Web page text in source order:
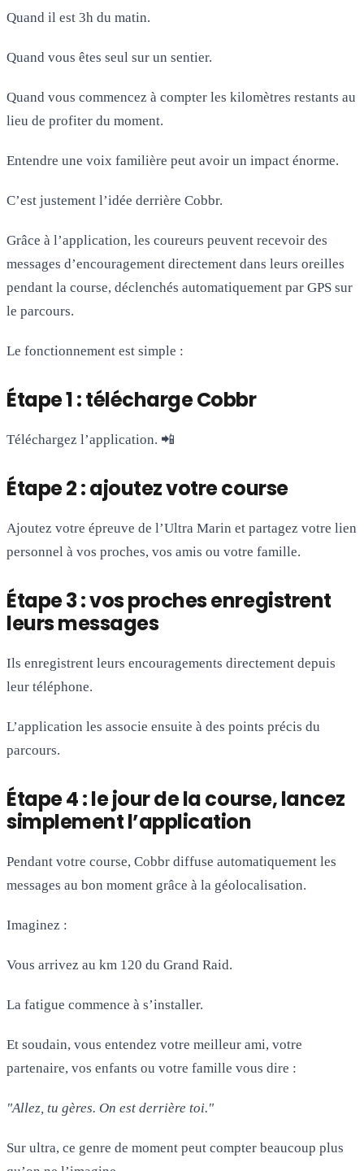
Quand il est 3h du matin.
Quand vous êtes seul sur un sentier.
Quand vous commencez à compter les kilomètres restants au
lieu de profiter du moment.
Entendre une voix familière peut avoir un impact énorme.
C’est justement l’idée derrière Cobbr.
Grâce à l’application, les coureurs peuvent recevoir des
messages d’encouragement directement dans leurs oreilles
pendant la course, déclenchés automatiquement par GPS sur
le parcours.
Le fonctionnement est simple :
Étape 1 : télécharge Cobbr
Téléchargez l’application. 📲
Étape 2 : ajoutez votre course
Ajoutez votre épreuve de l’Ultra Marin et partagez votre lien
personnel à vos proches, vos amis ou votre famille.
Étape 3 : vos proches enregistrent
leurs messages
Ils enregistrent leurs encouragements directement depuis
leur téléphone.
L’application les associe ensuite à des points précis du
parcours.
Étape 4 : le jour de la course, lancez
simplement l’application
Pendant votre course, Cobbr diffuse automatiquement les
messages au bon moment grâce à la géolocalisation.
Imaginez :
Vous arrivez au km 120 du Grand Raid.
La fatigue commence à s’installer.
Et soudain, vous entendez votre meilleur ami, votre
partenaire, vos enfants ou votre famille vous dire :
"Allez, tu gères. On est derrière toi."
Sur ultra, ce genre de moment peut compter beaucoup plus